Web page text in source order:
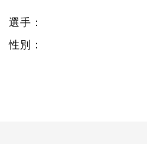
選手：
性別：